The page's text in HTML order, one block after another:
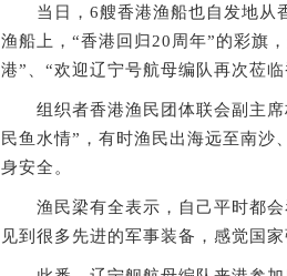
当日，6艘香港渔船也自发地从香
渔船上，“香港回归20周年”的彩旗
港”、“欢迎辽宁号航母编队再次莅临
组织者香港渔民团体联会副主席
民鱼水情”，有时渔民出海远至南沙
身安全。
渔民梁有全表示，自己平时都会
见到很多先进的军事装备，感觉国